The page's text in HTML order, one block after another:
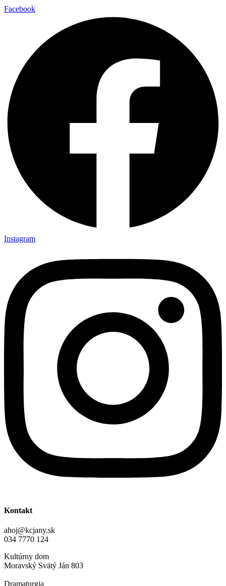
Facebook
Instagram
Kontakt
ahoj@kcjany.sk
034 7770 124
Kultúrny dom
Moravský Svätý Ján 803
Dramaturgia